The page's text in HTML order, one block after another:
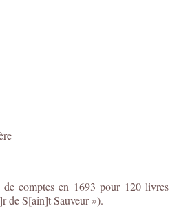
comptes en 1693 pour 120 livres
de S[ain]t Sauveur »).